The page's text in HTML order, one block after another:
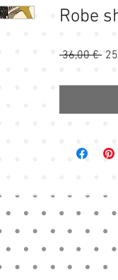
Robe
36,00 €